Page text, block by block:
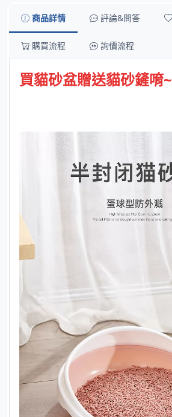
商品詳情 評論&問答
購買流程 詢價流程
買貓砂盆贈送貓砂鏟唷~